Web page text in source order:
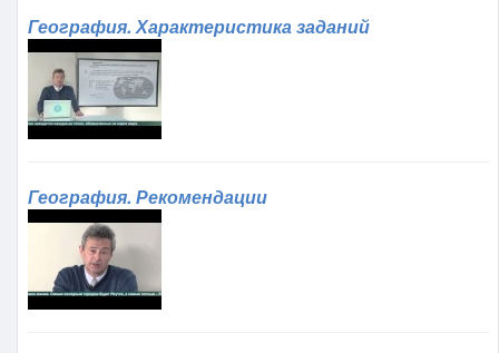
География. Характеристика заданий
География. Рекомендации